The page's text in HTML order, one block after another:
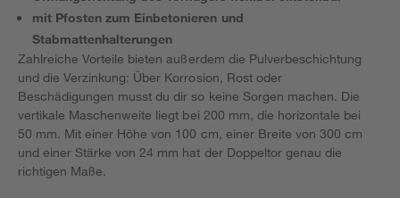
mit Pfosten zum Einbetonieren und
Stabmattenhalterungen
Zahlreiche Vorteile bieten außerdem die Pulverbeschichtung
und die Verzinkung: Über Korrosion, Rost oder
Beschädigungen musst du dir so keine Sorgen machen. Die
vertikale Maschenweite liegt bei 200 mm, die horizontale bei
50 mm. Mit einer Höhe von 100 cm, einer Breite von 300 cm
und einer Stärke von 24 mm hat der Doppeltor genau die
richtigen Maße.